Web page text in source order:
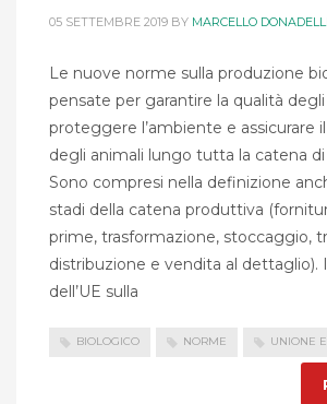
05 SETTEMBRE 2019 BY MARCELLO DONADELLI
Le nuove norme sulla produzione
pensate per garantire la qualità
proteggere l’ambiente e assicurare
degli animali lungo tutta la catena
Sono compresi nella definizione
stadi della catena produttiva
prime, trasformazione, stoccaggio,
distribuzione e vendita al dettaglio).
dell’UE sulla
BIOLOGICO NORME UNIONE